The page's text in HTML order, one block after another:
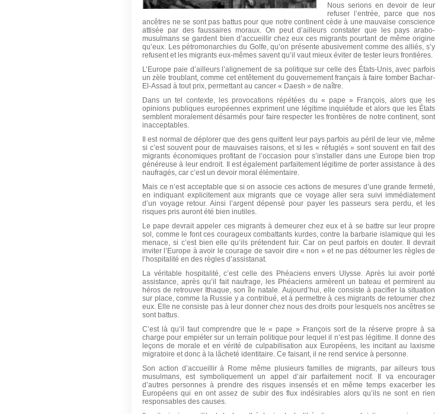
Nous serions en devoir de leur
refuser l’entrée, parce que nos
ancêtres ne se sont pas battus pour que notre continent cède à une mauvaise conscience
attisée par des faussaires moraux. On peut d’ailleurs constater que les pays arabo-
musulmans se gardent bien d’accueillir chez eux ces migrants pourtant de même origine
qu’eux. Les pétromonarchies du Golfe, qu’on présente abusivement comme des alliés, s’y
refusent et les migrants eux-mêmes savent qu’il vaut mieux éviter de tester leurs frontières.
L’Europe paie d’ailleurs l’alignement de sa politique sur celle des États-Unis, avec parfois
un zèle troublant, comme cet entêtement du gouvernement français à faire tomber Bachar-
El-Assad à tout prix, permettant au cancer « Daesh » de naître.
Dans un tel contexte, les provocations répétées du « pape » François, alors que les
opinions publiques européennes expriment une légitime inquiétude et alors que les États
semblent moralement désarmés pour faire respecter les frontières de notre continent, sont
inacceptables.
Il est normal de déplorer que des gens quittent leur pays parfois au péril de leur vie, même
si c’est souvent pour de mauvaises raisons, et si les « réfugiés » sont souvent en fait des
migrants économiques profitant de l’occasion pour s’installer dans une Europe bien trop
généreuse à leur endroit. Il est également parfaitement légitime de porter assistance à des
naufragés, car c’est un devoir moral élémentaire.
Mais ce n’est acceptable que si on associe ces actions de mesures d’une grande fermeté,
en indiquant explicitement aux migrants que ce voyage aller sera suivi immédiatement
d’un voyage retour. Ainsi l’argent dépensé pour payer les passeurs sera perdu, et les
risques pris auront été bien inutiles.
Le pape devrait appeler ces migrants à demeurer chez eux et à se battre sur leur propre
sol, comme le font ces courageux combattants kurdes, contre la barbarie islamique qui les
menace, si c’est bien elle qu’ils prétendent fuir. Car on peut parfois en douter. Il devrait
inviter l’Europe à avoir le courage de savoir dire « non » et ne pas détourner les règles de
l’hospitalité en des règles d’assistanat.
La véritable hospitalité, c’est celle des Phéaciens envers Ulysse. Après lui avoir porté
assistance, après qu’il fait naufrage, les Phéaciens armèrent un bateau et permirent au
héros de retrouver Ithaque, son île natale. Aujourd’hui, elle consiste à pacifier la situation
sur place, comme la Russie y a contribué, et à permettre à ces migrants de retourner chez
eux. Elle ne consiste pas à leur donner chez nous des droits pour lesquels nos ancêtres se
sont battus.
C’est là qu’il faut comprendre que le « pape » François sort de la réserve propre à sa
charge pour empiéter sur un terrain politique pour lequel il n’est pas légitime. Il donne des
leçons de morale et en vérité de culpabilisation aux Européens, les incitant au laxisme
migratoire et donc à la lâcheté identitaire. Ce faisant, il ne rend service à personne.
Son action d’accueillir à Rome même plusieurs familles de migrants, par ailleurs tous
musulmans, est symboliquement un appel d’air parfaitement nocif. Il va encourager
d’autres personnes à prendre des risques insensés et en même temps exacerber les
Européens qui en ont assez de subir des flux indésirables alors qu’ils ne sont en rien
responsables des causes.